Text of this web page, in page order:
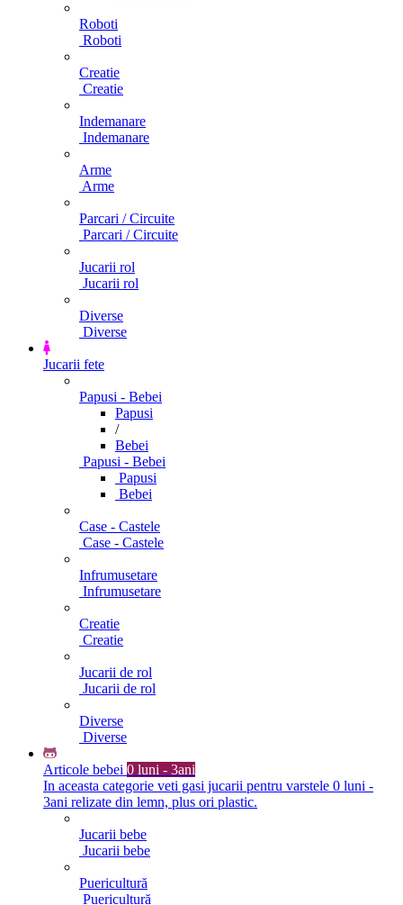
Roboti
Roboti
Creatie
Creatie
Indemanare
Indemanare
Arme
Arme
Parcari / Circuite
Parcari / Circuite
Jucarii rol
Jucarii rol
Diverse
Diverse
Jucarii fete
Papusi - Bebei
Papusi
/
Bebei
Papusi - Bebei
Papusi
Bebei
Case - Castele
Case - Castele
Infrumusetare
Infrumusetare
Creatie
Creatie
Jucarii de rol
Jucarii de rol
Diverse
Diverse
Articole bebei 0 luni - 3ani
In aceasta categorie veti gasi jucarii pentru varstele 0 luni -
3ani relizate din lemn, plus ori plastic.
Jucarii bebe
Jucarii bebe
Puericultură
Puericultură